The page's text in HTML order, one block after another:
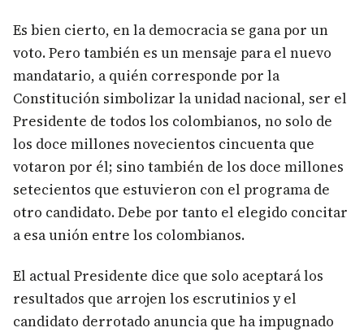
Es bien cierto, en la democracia se gana por un
voto. Pero también es un mensaje para el nuevo
mandatario, a quién corresponde por la
Constitución simbolizar la unidad nacional, ser el
Presidente de todos los colombianos, no solo de
los doce millones novecientos cincuenta que
votaron por él; sino también de los doce millones
setecientos que estuvieron con el programa de
otro candidato. Debe por tanto el elegido concitar
a esa unión entre los colombianos.
El actual Presidente dice que solo aceptará los
resultados que arrojen los escrutinios y el
candidato derrotado anuncia que ha impugnado